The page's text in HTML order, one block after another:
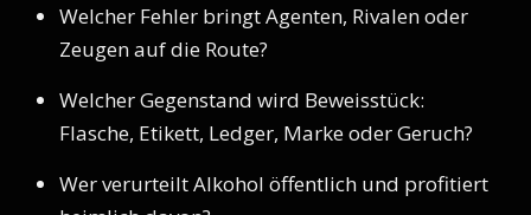
Welcher Fehler bringt Agenten, Rivalen oder
Zeugen auf die Route?
Welcher Gegenstand wird Beweisstück:
Flasche, Etikett, Ledger, Marke oder Geruch?
Wer verurteilt Alkohol öffentlich und profitiert